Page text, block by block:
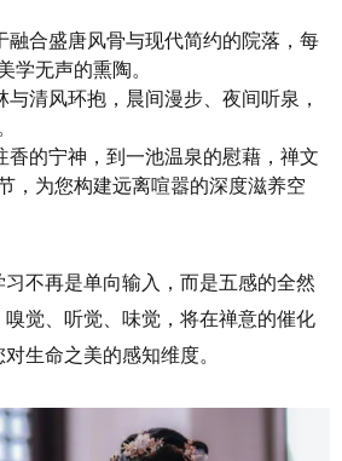
融合盛唐风骨与现代简约的院落，每
学无声的熏陶。
与清风环抱，晨间漫步、夜间听泉，
香的宁神，到一池温泉的慰藉，禅文
，为您构建远离喧嚣的深度滋养空
不再是单向输入，而是五感的全然
觉、听觉、味觉，将在禅意的催化
生命之美的感知维度。